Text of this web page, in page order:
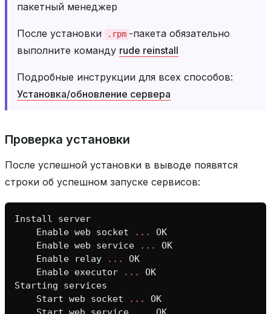
пакетный менеджер
После установки .rpm -пакета обязательно
выполните команду rude reinstall
Подробные инструкции для всех способов:
Установка/обновление сервера
Проверка установки
После успешной установки в выводе появятся
строки об успешном запуске сервисов:
Install
server
Enable web socket ...
OK
Enable web service ...
OK
Enable
relay ...
OK
Enable executor ...
OK
Starting
services
Start web socket ...
OK